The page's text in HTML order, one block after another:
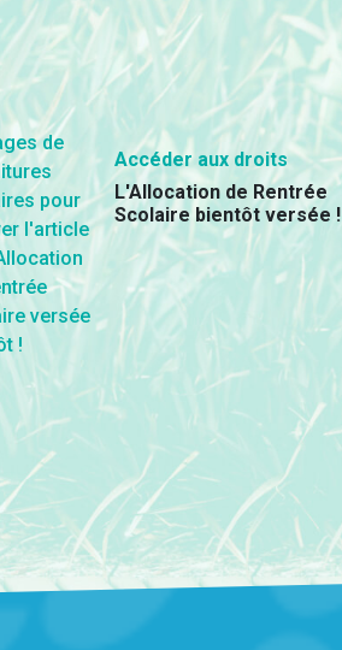
Accéder aux droits
L'Allocation de Rentrée
Scolaire bientôt versée !